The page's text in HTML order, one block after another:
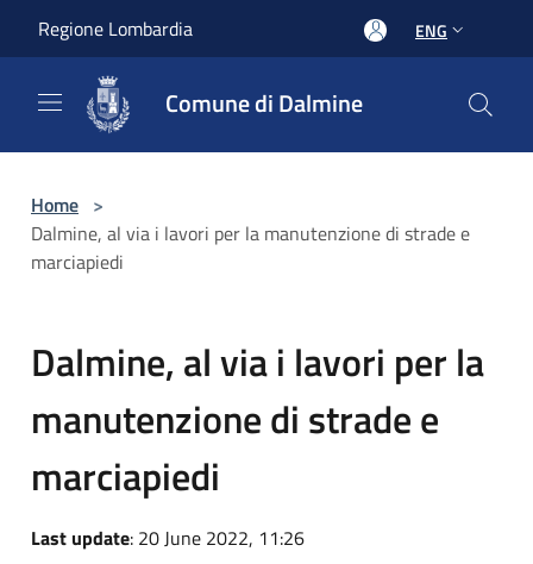
Regione Lombardia ENG
Comune di Dalmine
Home >
Dalmine, al via i lavori per la manutenzione di strade e
marciapiedi
Dalmine, al via i lavori per la
manutenzione di strade e
marciapiedi
Last update: 20 June 2022, 11:26